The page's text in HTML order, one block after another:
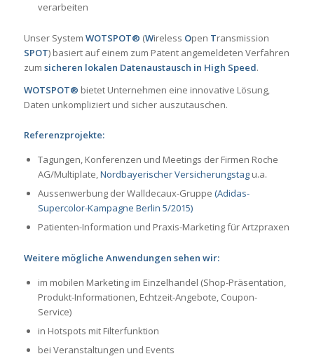
verarbeiten
Unser System WOTSPOT® (Wireless Open Transmission
SPOT) basiert auf einem zum Patent angemeldeten Verfahren
zum sicheren lokalen Datenaustausch in High Speed.
WOTSPOT® bietet Unternehmen eine innovative Lösung,
Daten unkompliziert und sicher auszutauschen.
Referenzprojekte:
Tagungen, Konferenzen und Meetings der Firmen Roche
AG/Multiplate,Nordbayerischer Versicherungstagu.a.
Aussenwerbung der Walldecaux-Gruppe (Adidas-
Supercolor-Kampagne Berlin 5/2015)
Patienten-Information und Praxis-Marketing für Artzpraxen
Weitere mögliche Anwendungen sehen wir:
im mobilen Marketing im Einzelhandel (Shop-Präsentation,
Produkt-Informationen, Echtzeit-Angebote, Coupon-
Service)
in Hotspots mit Filterfunktion
bei Veranstaltungen und Events